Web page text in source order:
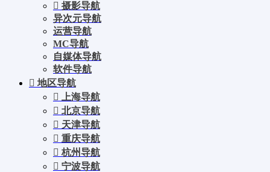
摄影导航
异次元导航
运营导航
MC导航
自媒体导航
软件导航
地区导航
上海导航
北京导航
天津导航
重庆导航
杭州导航
宁波导航